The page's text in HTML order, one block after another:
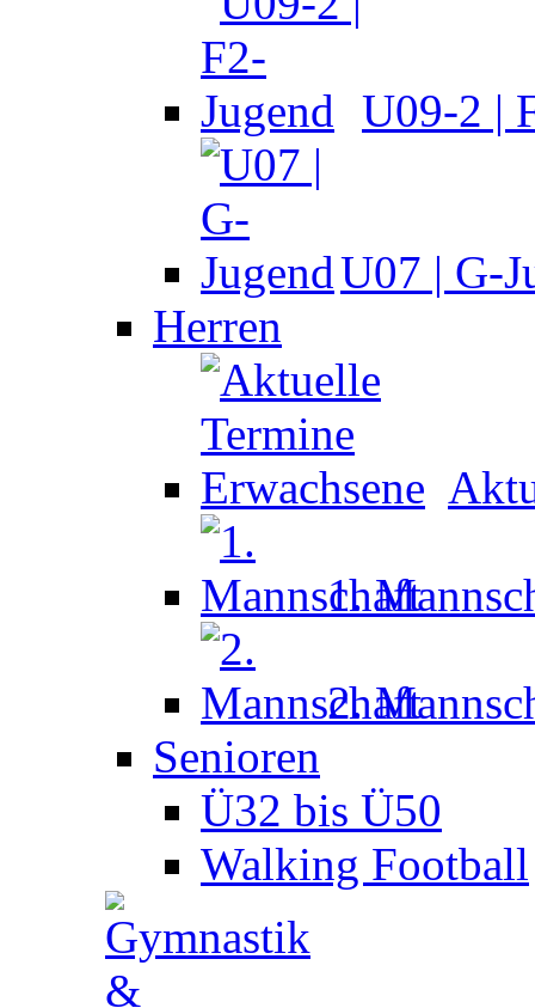
U09-2 |
U07 | G-
Herren
1.
2.
Senioren
Ü32 bis Ü50
Walking Football